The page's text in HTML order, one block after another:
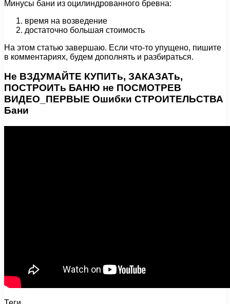
Минусы бани из оцилиндрованного бревна:
время на возведение
достаточно большая стоимость
На этом статью завершаю. Если что-то упущено, пишите
в комментариях, будем дополнять и разбираться.
Не ВЗДУМАЙТЕ КУПИТь, ЗАКАЗАТь,
ПОСТРОИТь БАНЮ не ПОСМОТРЕВ
ВИДЕО_ПЕРВЫЕ Ошибки СТРОИТЕЛЬСТВА
Бани